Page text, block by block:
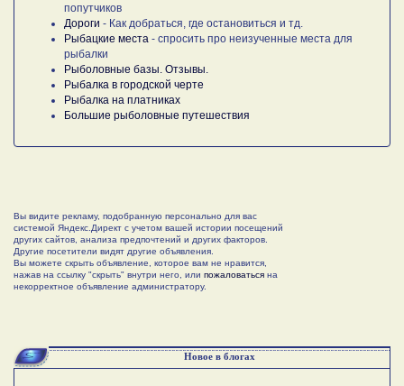
попутчиков
Дороги - Как добраться, где остановиться и тд.
Рыбацкие места - спросить про неизученные места для
рыбалки
Рыболовные базы. Отзывы.
Рыбалка в городской черте
Рыбалка на платниках
Большие рыболовные путешествия
Вы видите рекламу, подобранную персонально для вас
системой Яндекс.Директ с учетом вашей истории посещений
других сайтов, анализа предпочтений и других факторов.
Другие посетители видят другие объявления.
Вы можете скрыть объявление, которое вам не нравится,
нажав на ссылку "скрыть" внутри него, или пожаловаться на
некорректное объявление администратору.
Новое в блогах